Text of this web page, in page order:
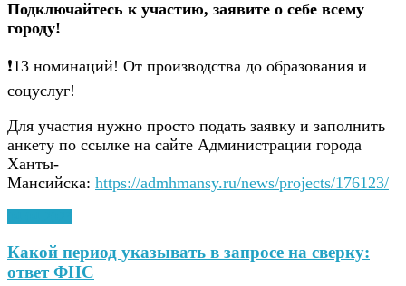
Подключайтесь к участию, заявите о себе всему
городу!
❗13 номинаций! От производства до образования и
соцуслуг!
Для участия нужно просто подать заявку и заполнить
анкету по ссылке на сайте Администрации города
Ханты-
Мансийска: https://admhmansy.ru/news/projects/176123/
Какой период указывать в запросе на сверку:
ответ ФНС